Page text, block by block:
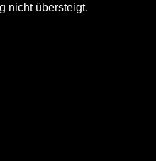
nicht übersteigt.